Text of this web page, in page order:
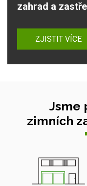
zahrad a
ZJISTIT VÍCE
Jsme
zimních